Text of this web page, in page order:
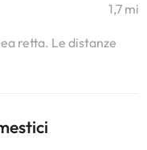
1,7 mi
retta. Le distanze